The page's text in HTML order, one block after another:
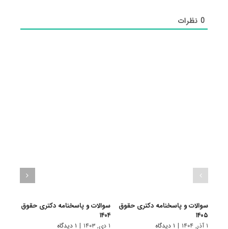
0نظرات
سوالات و پاسخنامه دکتری حقوق
۱۴۰۵
۱ آذر, ۱۴۰۴ | ۱ دیدگاه
سوالات و پاسخنامه دکتری حقوق
۱۴۰۴
۱ دی, ۱۴۰۳ | ۱ دیدگاه